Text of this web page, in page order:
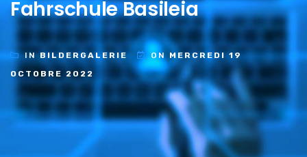
Fahrschule Basileia
INBILDERGALERIE ON MERCREDI 19
OCTOBRE 2022